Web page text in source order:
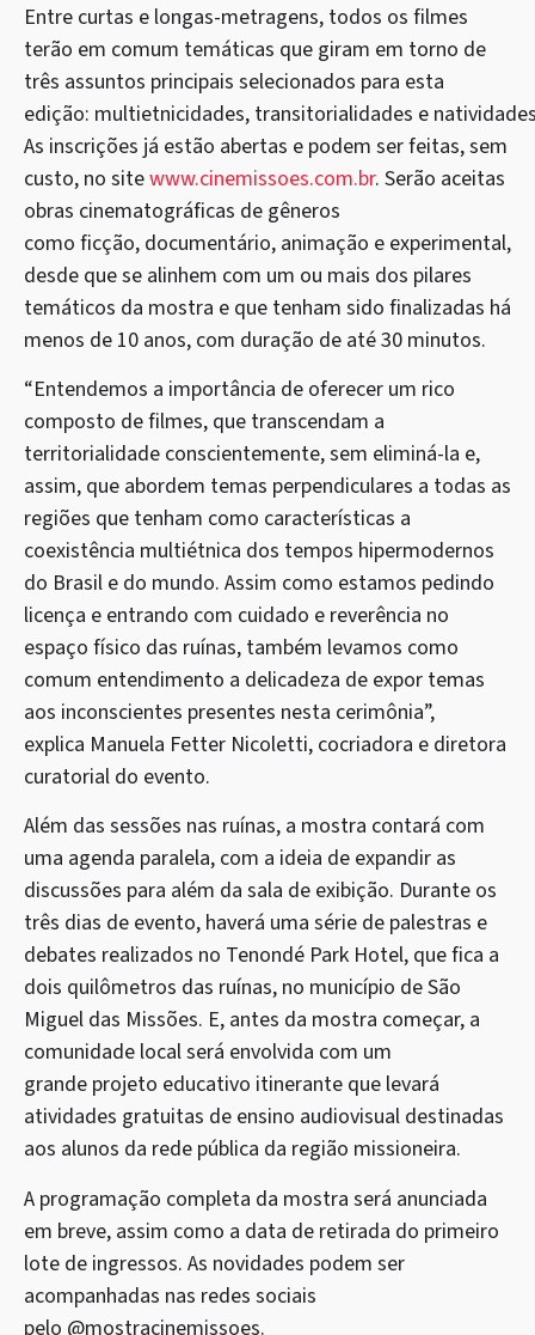
Entre curtas e longas-metragens, todos os filmes
terão em comum temáticas que giram em torno de
três assuntos principais selecionados para esta
edição: multietnicidades, transitorialidades e
As inscrições já estão abertas e podem ser feitas, sem
custo, no sitewww.cinemissoes.com.br. Serão aceitas
obras cinematográficas de gêneros
como ficção, documentário, animação e experimental,
desde que se alinhem com um ou mais dos pilares
temáticos da mostra e que tenham sido finalizadas há
menos de 10 anos, com duração de até 30 minutos.
“Entendemos a importância de oferecer um rico
composto de filmes, que transcendam a
territorialidade conscientemente, sem eliminá-la e,
assim, que abordem temas perpendiculares a todas as
regiões que tenham como características a
coexistência multiétnica dos tempos hipermodernos
do Brasil e do mundo. Assim como estamos pedindo
licença e entrando com cuidado e reverência no
espaço físico das ruínas, também levamos como
comum entendimento a delicadeza de expor temas
aos inconscientes presentes nesta cerimônia”,
explica Manuela Fetter Nicoletti, cocriadora e diretora
curatorial do evento.
Além das sessões nas ruínas, a mostra contará com
uma agenda paralela, com a ideia de expandir as
discussões para além da sala de exibição. Durante os
três dias de evento, haverá uma série de palestras e
debates realizados no Tenondé Park Hotel, que fica a
dois quilômetros das ruínas, no município de São
Miguel das Missões. E, antes da mostra começar, a
comunidade local será envolvida com um
grande projeto educativo itinerante que levará
atividades gratuitas de ensino audiovisual destinadas
aos alunos da rede pública da região missioneira.
A programação completa da mostra será anunciada
em breve, assim como a data de retirada do primeiro
lote de ingressos. As novidades podem ser
acompanhadas nas redes sociais
pelo @mostracinemissoes.